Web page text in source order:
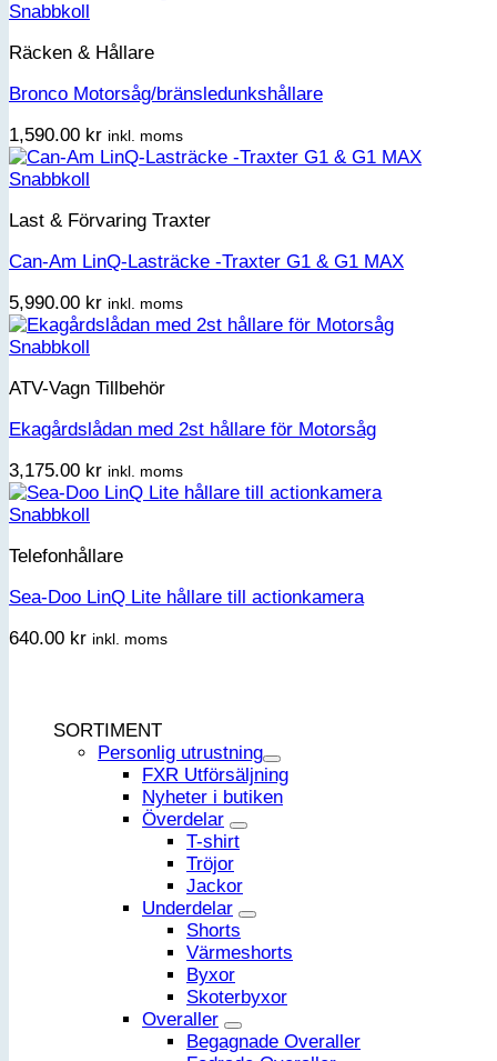
Snabbkoll
Räcken & Hållare
Bronco Motorsåg/bränsledunkshållare
1,590.00 kr inkl. moms
Snabbkoll
Last & Förvaring Traxter
Can-Am LinQ-Lasträcke -Traxter G1 & G1 MAX
5,990.00 kr inkl. moms
Snabbkoll
ATV-Vagn Tillbehör
Ekagårdslådan med 2st hållare för Motorsåg
3,175.00 kr inkl. moms
Snabbkoll
Telefonhållare
Sea-Doo LinQ Lite hållare till actionkamera
640.00 kr inkl. moms
SORTIMENT
Personlig utrustning
FXR Utförsäljning
Nyheter i butiken
Överdelar
T-shirt
Tröjor
Jackor
Underdelar
Shorts
Värmeshorts
Byxor
Skoterbyxor
Overaller
Begagnade Overaller